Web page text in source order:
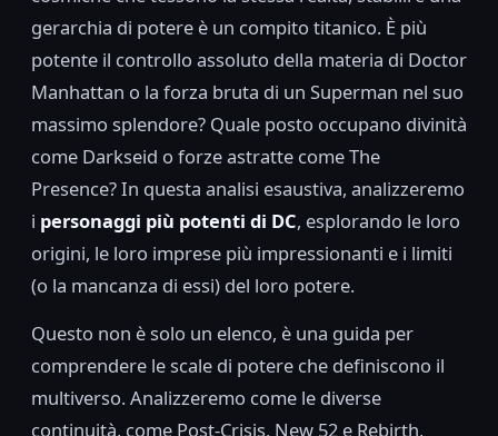
gerarchia di potere è un compito titanico. È più
potente il controllo assoluto della materia di Doctor
Manhattan o la forza bruta di un Superman nel suo
massimo splendore? Quale posto occupano divinità
come Darkseid o forze astratte come The
Presence? In questa analisi esaustiva, analizzeremo
i personaggi più potenti di DC, esplorando le loro
origini, le loro imprese più impressionanti e i limiti
(o la mancanza di essi) del loro potere.
Questo non è solo un elenco, è una guida per
comprendere le scale di potere che definiscono il
multiverso. Analizzeremo come le diverse
continuità, come Post-Crisis, New 52 e Rebirth,